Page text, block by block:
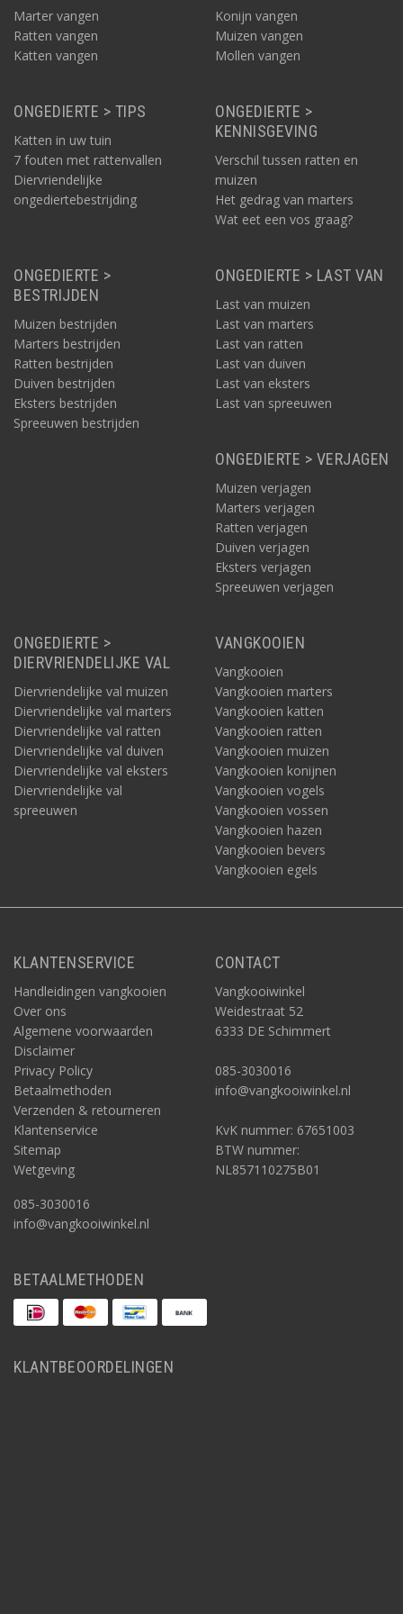
Marter vangen
Ratten vangen
Katten vangen
Konijn vangen
Muizen vangen
Mollen vangen
ONGEDIERTE > TIPS
Katten in uw tuin
7 fouten met rattenvallen
Diervriendelijke
ongediertebestrijding
ONGEDIERTE >
KENNISGEVING
Verschil tussen ratten en
muizen
Het gedrag van marters
Wat eet een vos graag?
ONGEDIERTE >
BESTRIJDEN
Muizen bestrijden
Marters bestrijden
Ratten bestrijden
Duiven bestrijden
Eksters bestrijden
Spreeuwen bestrijden
ONGEDIERTE > LAST VAN
Last van muizen
Last van marters
Last van ratten
Last van duiven
Last van eksters
Last van spreeuwen
ONGEDIERTE > VERJAGEN
Muizen verjagen
Marters verjagen
Ratten verjagen
Duiven verjagen
Eksters verjagen
Spreeuwen verjagen
ONGEDIERTE >
DIERVRIENDELIJKE VAL
Diervriendelijke val muizen
Diervriendelijke val marters
Diervriendelijke val ratten
Diervriendelijke val duiven
Diervriendelijke val eksters
Diervriendelijke val
spreeuwen
VANGKOOIEN
Vangkooien
Vangkooien marters
Vangkooien katten
Vangkooien ratten
Vangkooien muizen
Vangkooien konijnen
Vangkooien vogels
Vangkooien vossen
Vangkooien hazen
Vangkooien bevers
Vangkooien egels
KLANTENSERVICE
Handleidingen vangkooien
Over ons
Algemene voorwaarden
Disclaimer
Privacy Policy
Betaalmethoden
Verzenden & retourneren
Klantenservice
Sitemap
Wetgeving
085-3030016
info@vangkooiwinkel.nl
CONTACT
Vangkooiwinkel
Weidestraat 52
6333 DE Schimmert
085-3030016
info@vangkooiwinkel.nl
KvK nummer: 67651003
BTW nummer:
NL857110275B01
BETAALMETHODEN
KLANTBEOORDELINGEN